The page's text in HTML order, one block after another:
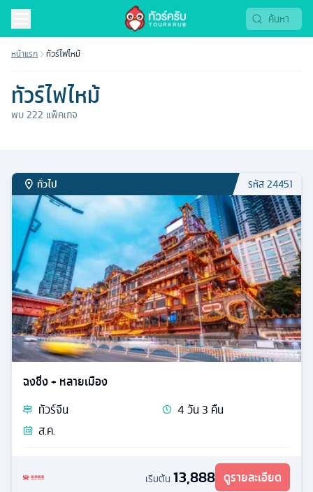
หน้าแรก ทัวร์ไฟไหม้
ทัวร์ไฟไหม้
พบ222 แพ็คเกจ
ทั่วไป รหัส24451
ฉงชิ่ง + หลายเมือง
ทัวร์จีน 4วัน3 คืน
ส.ค.
เริ่มต้น 13,888 ดูรายละเอียด